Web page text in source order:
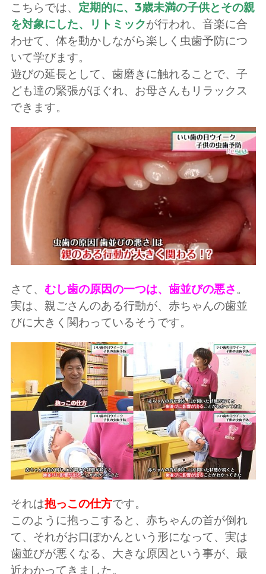
こちらでは、 定期的に、3歳未満の子供とその親
を対象にした、リトミックが行われ、音楽に合
わせて、体を動かしながら楽しく虫歯予防につ
いて学びます。
遊びの延長として、歯磨きに触れることで、子
ども達の緊張がほぐれ、お母さんもリラックス
できます。
さて、 むし歯の原因の一つは、歯並びの悪さ 。
実は、親ごさんのある行動が、赤ちゃんの歯並
びに大きく関わっているそうです。
それは抱っこの仕方です。
このように抱っこすると、赤ちゃんの首が倒れ
て、それがお口ぽかんという形になって、実は
歯並びが悪くなる、大きな原因という事が、最
近わかってきました。